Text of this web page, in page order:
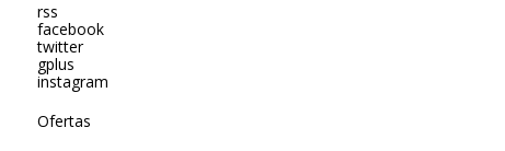
rss
facebook
twitter
gplus
instagram
Ofertas